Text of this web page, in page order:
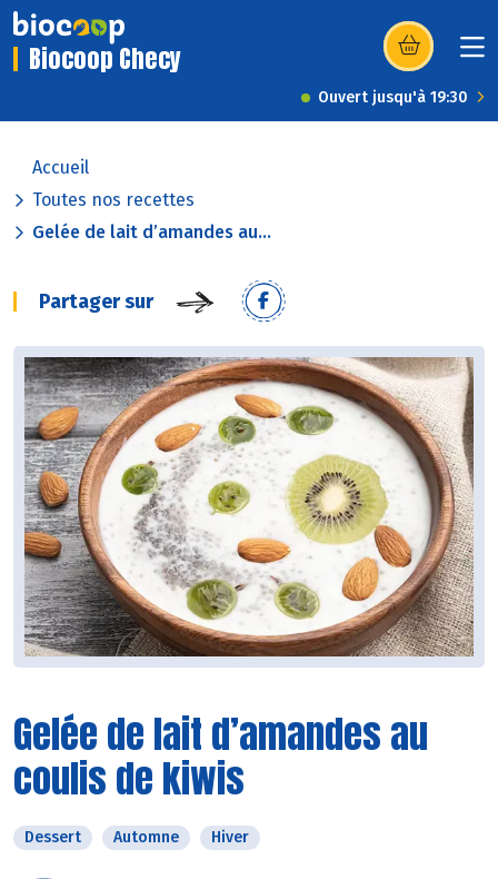
Biocoop Checy (s’ouvre dans
Ouvert jusqu'à 19:30
Accueil
Toutes nos recettes
Gelée de lait d’amandes au...
Partager sur
Gelée de lait d’amandes au
coulis de kiwis
Dessert Automne Hiver